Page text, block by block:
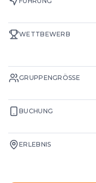
WETTBEWERB
GRUPPENGRÖSSE
BUCHUNG
ERLEBNIS